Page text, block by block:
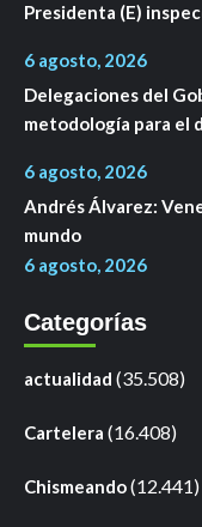
Presidenta (E)
6 agosto, 2026
Delegaciones del
metodología para el
6 agosto, 2026
Andrés Álvarez:
mundo
6 agosto, 2026
Categorías
actualidad (35.508)
Cartelera (16.408)
Chismeando(12.441)